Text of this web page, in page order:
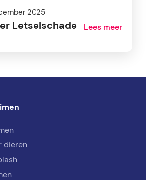
2025
Letselschade Lees meer
dieren